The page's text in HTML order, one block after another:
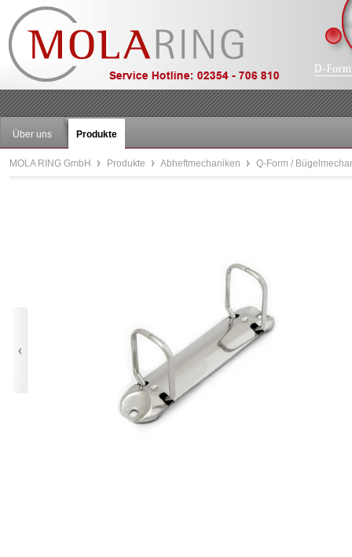
Über uns Produkte
MOLA RING GmbH Produkte Abheftmechaniken Q-Form /